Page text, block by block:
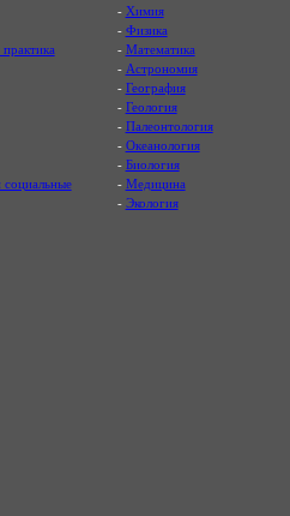
- Химия
- Физика
- Математика
- Астрономия
- География
- Геология
- Палеонтология
- Океанология
- Биология
- Медицина
- Экология